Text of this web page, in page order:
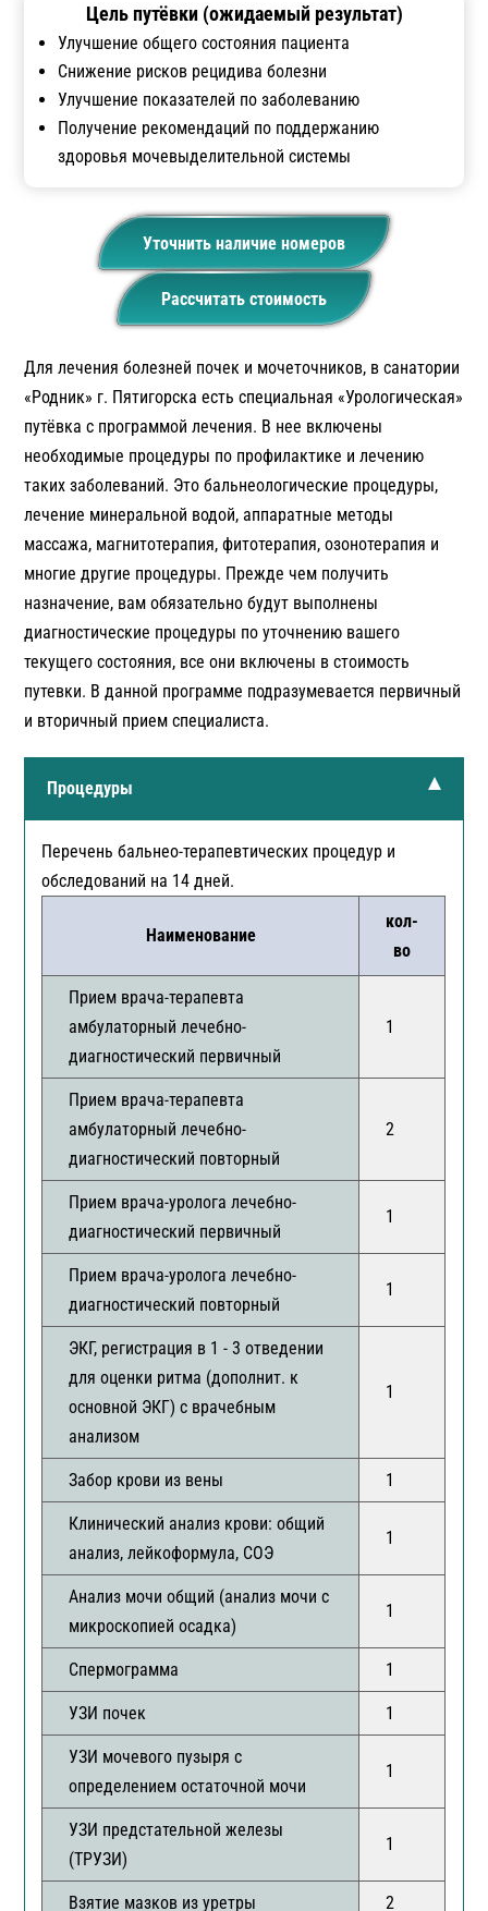
Цель путёвки (ожидаемый результат)
Улучшение общего состояния пациента
Снижение рисков рецидива болезни
Улучшение показателей по заболеванию
Получение рекомендаций по поддержанию
здоровья мочевыделительной системы
Уточнить наличие номеров
Рассчитать стоимость
Для лечения болезней почек и мочеточников, в санатории
«Родник» г. Пятигорска есть специальная «Урологическая»
путёвка с программой лечения. В нее включены
необходимые процедуры по профилактике и лечению
таких заболеваний. Это бальнеологические процедуры,
лечение минеральной водой, аппаратные методы
массажа, магнитотерапия, фитотерапия, озонотерапия и
многие другие процедуры. Прежде чем получить
назначение, вам обязательно будут выполнены
диагностические процедуры по уточнению вашего
текущего состояния, все они включены в стоимость
путевки. В данной программе подразумевается первичный
и вторичный прием специалиста.
Процедуры
Перечень бальнео-терапевтических процедур и
обследований на 14 дней.
Наименование
кол-
во
Прием врача-терапевта
амбулаторный лечебно-
диагностический первичный
1
Прием врача-терапевта
амбулаторный лечебно-
диагностический повторный
2
Прием врача-уролога лечебно-
диагностический первичный
1
Прием врача-уролога лечебно-
диагностический повторный
1
ЭКГ, регистрация в 1 - 3 отведении
для оценки ритма (дополнит. к
основной ЭКГ) с врачебным
анализом
1
Забор крови из вены 1
Клинический анализ крови: общий
анализ, лейкоформула, СОЭ
1
Анализ мочи общий (анализ мочи с
микроскопией осадка)
1
Спермограмма 1
УЗИ почек 1
УЗИ мочевого пузыря с
определением остаточной мочи
1
УЗИ предстательной железы
(ТРУЗИ)
1
Взятие мазков из уретры 2